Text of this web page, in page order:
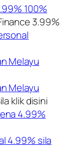
100%
3.99%
Melayu
Melayu
klik disini
4.99%
4.99% sila